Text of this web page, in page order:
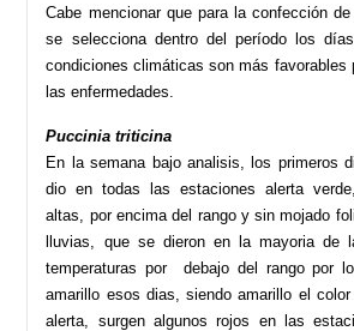
Cabe mencionar que para la confección
se selecciona dentro del período los
condiciones climáticas son más favorables
las enfermedades.
Puccinia triticina
En la semana bajo analisis, los primeros
dio en todas las estaciones alerta
altas, por encima del rango y sin mojado
lluvias, que se dieron en la mayoria de
temperaturas por debajo del rango por
amarillo esos dias, siendo amarillo el
alerta, surgen algunos rojos en las